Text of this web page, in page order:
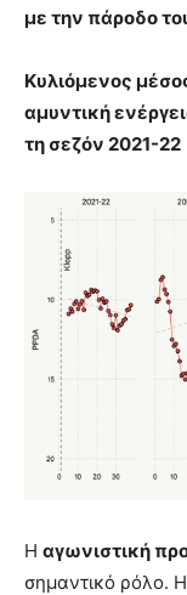
με την πάροδο
Κυλιόμενος
αμυντική
τη σεζόν 2021-22
Η αγωνιστική
σημαντικό ρόλο.